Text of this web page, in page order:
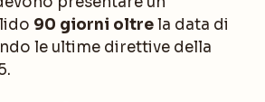
90 giorni oltrela data di
le ultime direttive della